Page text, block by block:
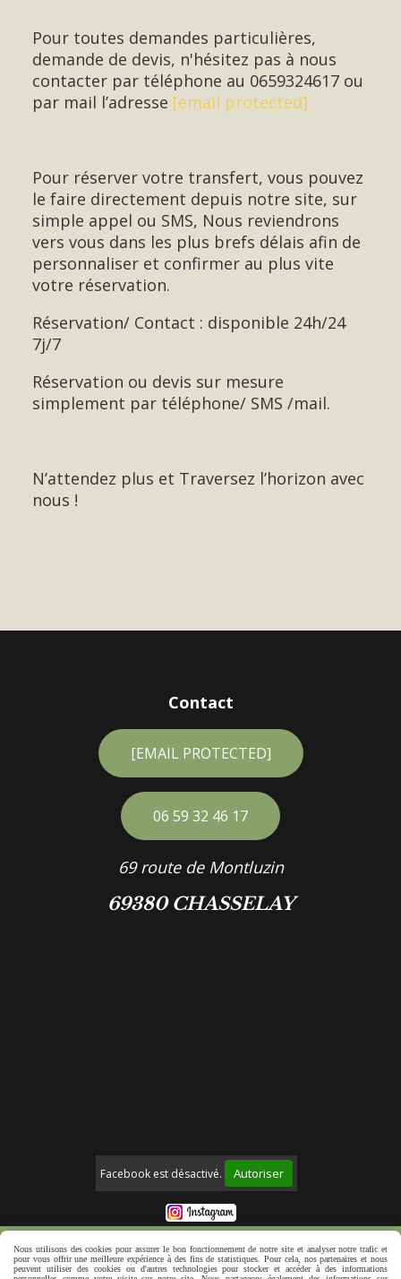
Pour toutes demandes particulières,
demande de devis, n'hésitez pas à nous
contacter par téléphone au 0659324617 ou
par mail l’adresse [email protected]
Pour réserver votre transfert, vous pouvez
le faire directement depuis notre site, sur
simple appel ou SMS, Nous reviendrons
vers vous dans les plus brefs délais afin de
personnaliser et confirmer au plus vite
votre réservation.
Réservation/ Contact : disponible 24h/24
7j/7
Réservation ou devis sur mesure
simplement par téléphone/ SMS /mail.
N’attendez plus et Traversez l’horizon avec
nous !
Contact
[EMAIL PROTECTED]
06 59 32 46 17
69 route de Montluzin
69380 CHASSELAY
Facebook est désactivé. Autoriser
Mentions Légales
Politique de confidentialité
Créer un site web
Nous utilisons des cookies pour assurer le bon fonctionnement de notre site et analyser notre trafic et
pour vous offrir une meilleure expérience à des fins de statistiques. Pour cela, nos partenaires et nous
peuvent utiliser des cookies ou d'autres technologies pour stocker et accéder à des informations